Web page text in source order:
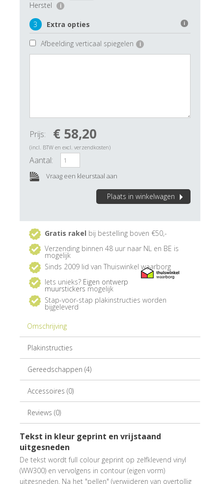
Herstel
i
3 Extra opties i
Afbeelding verticaal spiegelen i
Plaats in winkelwagen
Prijs: € 58,20
(incl. BTW en excl. verzendkosten)
Aantal:
Vraag een kleurstaal aan
Gratis rakel bij bestelling boven €50,-
Verzending binnen 48 uur naar NL en BE is
mogelijk
Sinds 2009 lid van Thuiswinkel waarborg
Iets unieks? Eigen ontwerp
muurstickers mogelijk
Stap-voor-stap plakinstructies worden
bijgeleverd
Omschrijving
Plakinstructies
Gereedschappen (4)
Accessoires (0)
Reviews (0)
Tekst in kleur geprint en vrijstaand
uitgesneden
De tekst wordt full colour geprint op zelfklevend vinyl
(WW300) en vervolgens in contour (eigen vorm)
uitgesneden. Na het "pellen" (verwijderen van overtollig